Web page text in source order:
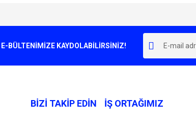
BÜLTENİMİZE KAYDOLABİLİRSİNİZ!
BİZİ TAKİP EDİN İŞ ORTAĞIMIZ